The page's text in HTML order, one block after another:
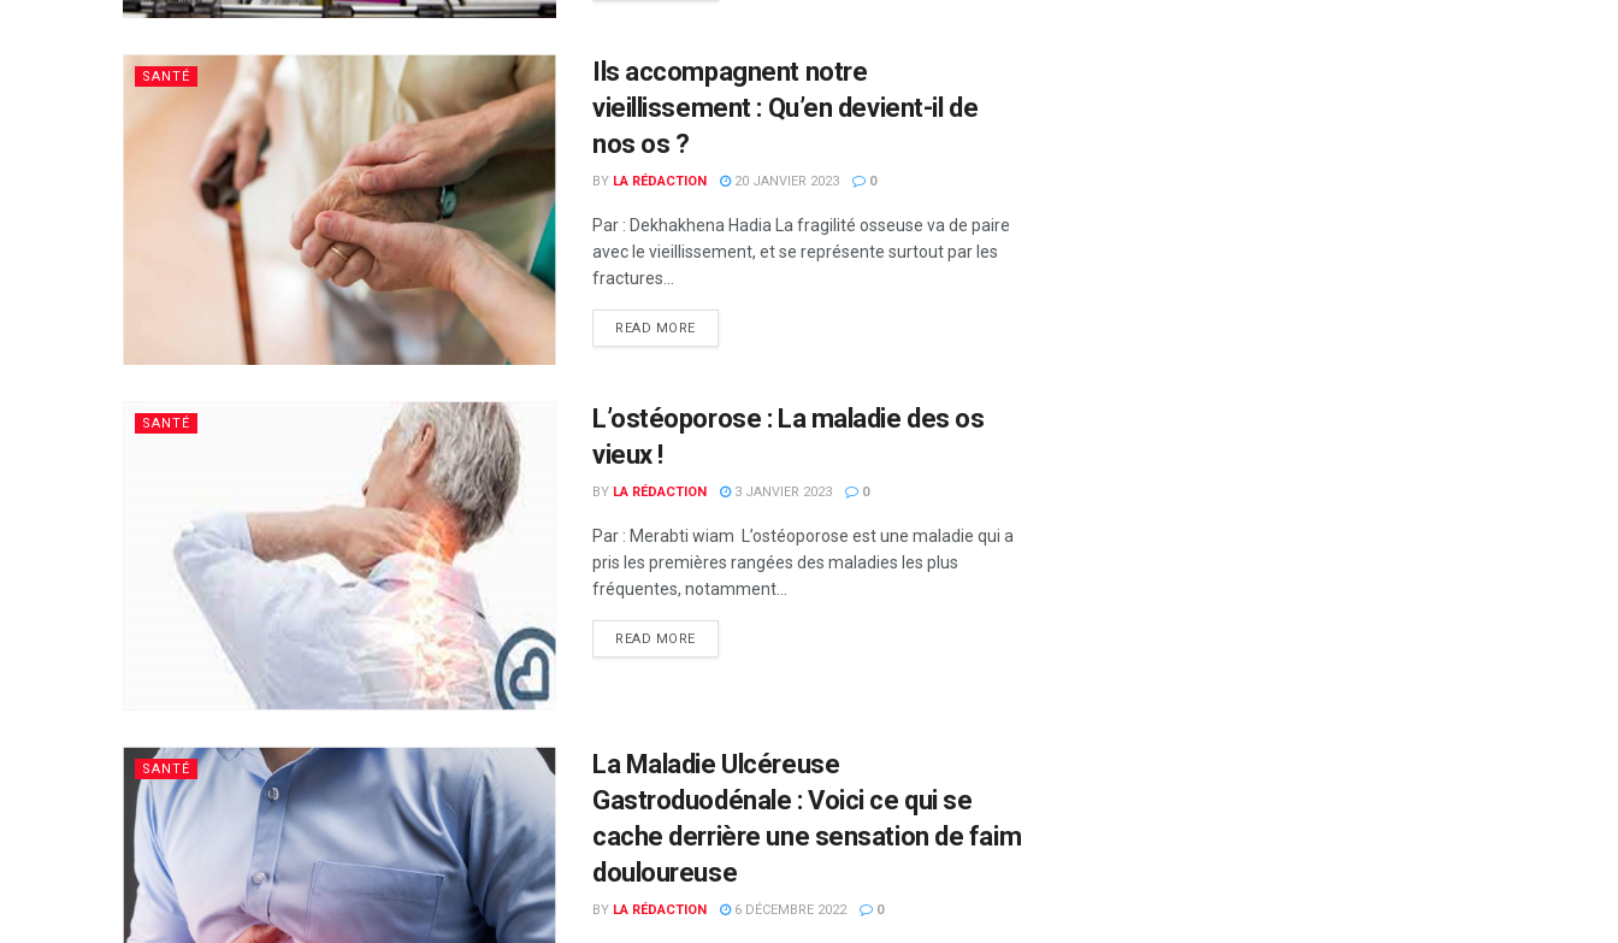
SANTÉ
Ils accompagnent notre
vieillissement : Qu’en devient-il de
nos os ?
BY LA RÉDACTION 20 JANVIER 2023 0
Par : Dekhakhena Hadia La fragilité osseuse va de paire
avec le vieillissement, et se représente surtout par les
fractures...
READ MORE
SANTÉ
L’ostéoporose : La maladie des os
vieux !
BY LA RÉDACTION 3 JANVIER 2023 0
Par : Merabti wiam L’ostéoporose est une maladie qui a
pris les premières rangées des maladies les plus
fréquentes, notamment...
READ MORE
SANTÉ
La Maladie Ulcéreuse
Gastroduodénale : Voici ce qui se
cache derrière une sensation de faim
douloureuse
BY LA RÉDACTION 6 DÉCEMBRE 2022 0